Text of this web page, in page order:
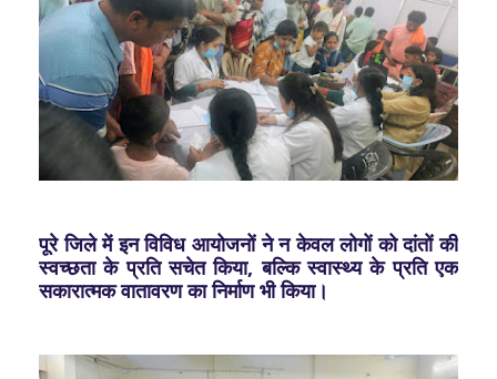
पूरे जिले में इन विविध आयोजनों ने न केवल लोगों को दांतों की
स्वच्छता के प्रति सचेत किया, बल्कि स्वास्थ्य के प्रति एक
सकारात्मक वातावरण का निर्माण भी किया।